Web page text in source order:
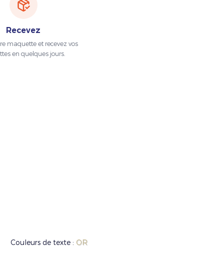
Recevez
maquette et recevez vos
en quelques jours.
Couleurs de texte : OR